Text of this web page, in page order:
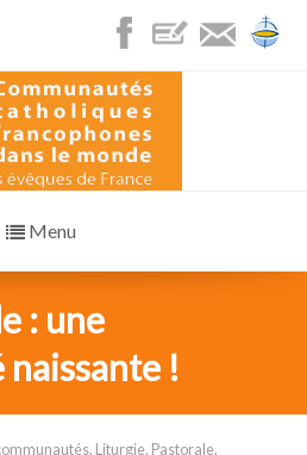
Menu
: une
!
, Liturgie, Pastorale,